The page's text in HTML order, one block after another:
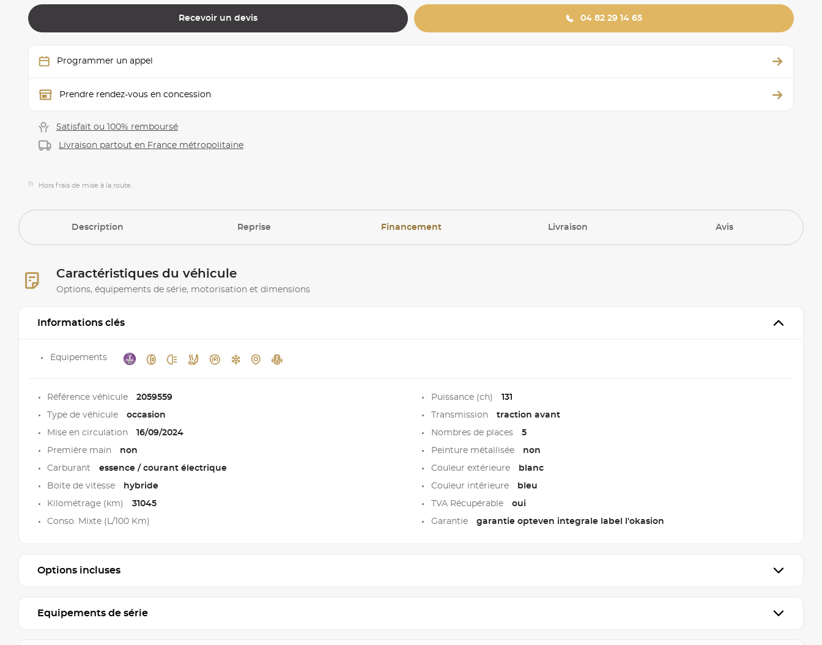
Recevoir un devis 04 82 29 14 65
Programmer un appel
Prendre rendez-vous en concession
Satisfait ou 100% remboursé
Livraison partout en France métropolitaine
(1) Hors frais de mise à la route.
Description Reprise Financement Livraison Avis
Caractéristiques du véhicule
Options, équipements de série, motorisation et dimensions
Informations clés
Equipements
Référence véhicule 2059559
Type de véhicule occasion
Mise en circulation 16/09/2024
Première main non
Carburant essence / courant électrique
Boite de vitesse hybride
Kilométrage (km) 31045
Conso. Mixte (L/100 Km)
Puissance (ch) 131
Transmission traction avant
Nombres de places 5
Peinture métallisée non
Couleur extérieure blanc
Couleur intérieure bleu
TVA Récupérable oui
Garantie garantie opteven integrale label l'okasion
Options incluses
Equipements de série